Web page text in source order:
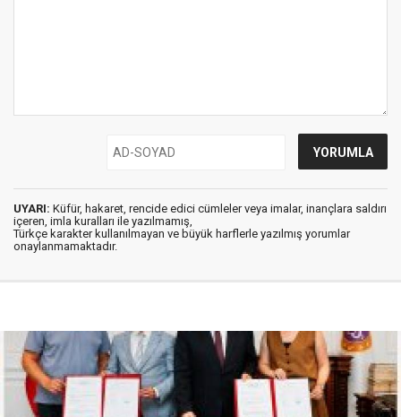
UYARI: Küfür, hakaret, rencide edici cümleler veya imalar, inançlara saldırı
içeren, imla kuralları ile yazılmamış,
Türkçe karakter kullanılmayan ve büyük harflerle yazılmış yorumlar
onaylanmamaktadır.